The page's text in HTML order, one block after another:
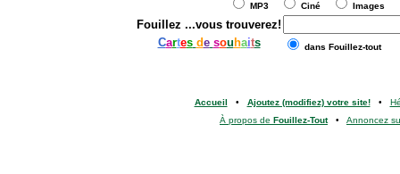
MP3 Ciné Images
Fouillez ...vous trouverez!
Cartes de sou haits dans Fouillez-tout
Accueil • Ajoutez (modifiez) votre site!•
À propos de Fouillez-Tout• Annoncez